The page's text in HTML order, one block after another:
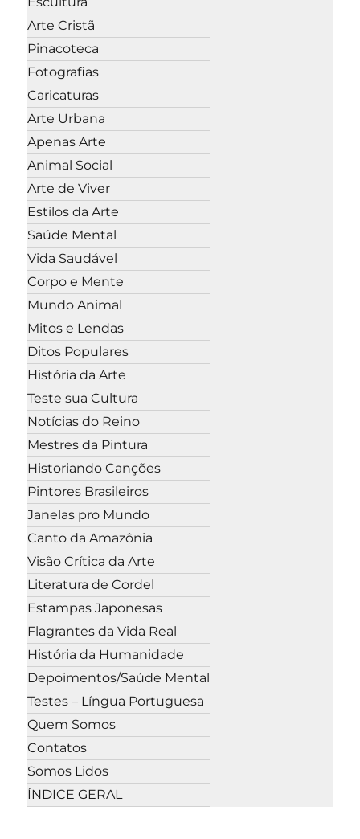
Arte Cristã
Pinacoteca
Fotografias
Caricaturas
Arte Urbana
Apenas Arte
Animal Social
Arte de Viver
Estilos da Arte
Saúde Mental
Vida Saudável
Corpo e Mente
Mundo Animal
Mitos e Lendas
Ditos Populares
História da Arte
Teste sua Cultura
Notícias do Reino
Mestres da Pintura
Historiando Canções
Pintores Brasileiros
Janelas pro Mundo
Canto da Amazônia
Visão Crítica da Arte
Literatura de Cordel
Estampas Japonesas
Flagrantes da Vida Real
História da Humanidade
Depoimentos/Saúde Mental
Testes – Língua Portuguesa
Quem Somos
Contatos
Somos Lidos
ÍNDICE GERAL